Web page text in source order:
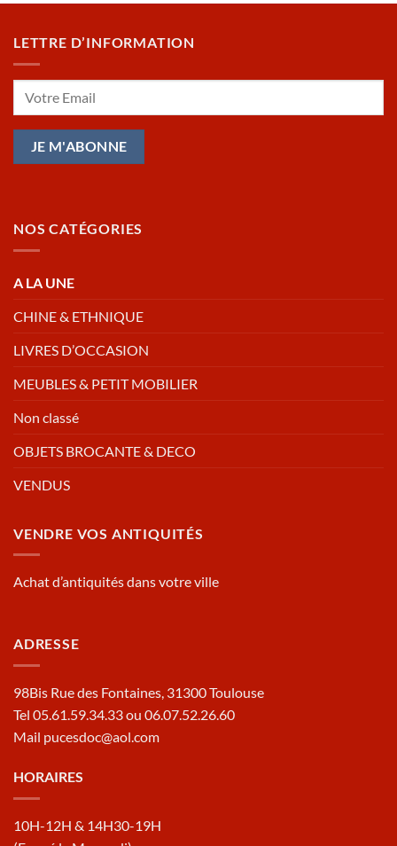
LETTRE D’INFORMATION
NOS CATÉGORIES
A LA UNE
CHINE & ETHNIQUE
LIVRES D’OCCASION
MEUBLES & PETIT MOBILIER
Non classé
OBJETS BROCANTE & DECO
VENDUS
VENDRE VOS ANTIQUITÉS
Achat d’antiquités dans votre ville
ADRESSE
98Bis Rue des Fontaines, 31300 Toulouse
Tel 05.61.59.34.33 ou 06.07.52.26.60
Mail pucesdoc@aol.com
HORAIRES
10H-12H & 14H30-19H